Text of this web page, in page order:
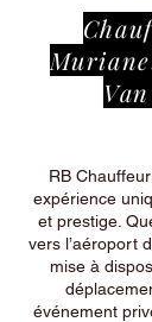
RB
expérience
et prestige.
vers l’aéroport
mise à
événement